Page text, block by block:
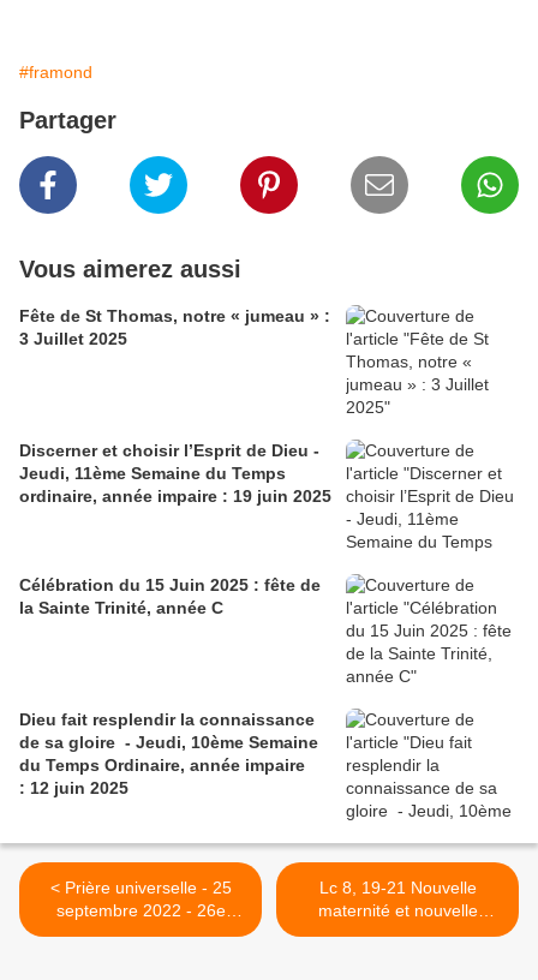
#framond
Partager
Vous aimerez aussi
Fête de St Thomas, notre « jumeau » :
3 Juillet 2025
Discerner et choisir l’Esprit de Dieu -
Jeudi, 11ème Semaine du Temps
ordinaire, année impaire : 19 juin 2025
Célébration du 15 Juin 2025 : fête de
la Sainte Trinité, année C
Dieu fait resplendir la connaissance
de sa gloire - Jeudi, 10ème Semaine
du Temps Ordinaire, année impaire
: 12 juin 2025
< Prière universelle - 25
septembre 2022 - 26e
dimanche ordinaire, année
Lc 8, 19-21 Nouvelle
maternité et nouvelle
fraternité >